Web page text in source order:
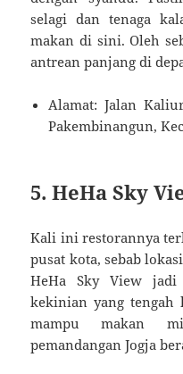
selagi dan tenaga
makan di sini. Oleh
antrean panjang di
Alamat: Jalan
Pakembinangun,
5. HeHa Sky
Kali ini restorannya
pusat kota, sebab
HeHa Sky View
kekinian yang tengah
mampu makan
pemandangan Jogja